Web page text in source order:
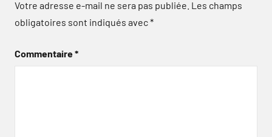
Votre adresse e-mail ne sera pas publiée. Les champs
obligatoires sont indiqués avec*
Commentaire*